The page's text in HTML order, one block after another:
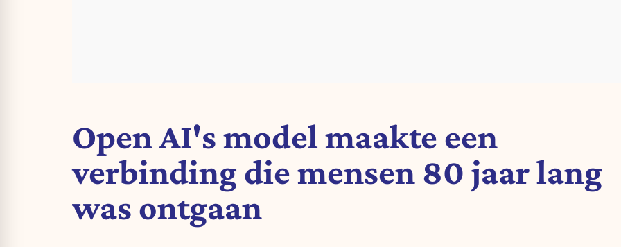
Open AI's model maakte een
verbinding die mensen 80 jaar lang
was ontgaan